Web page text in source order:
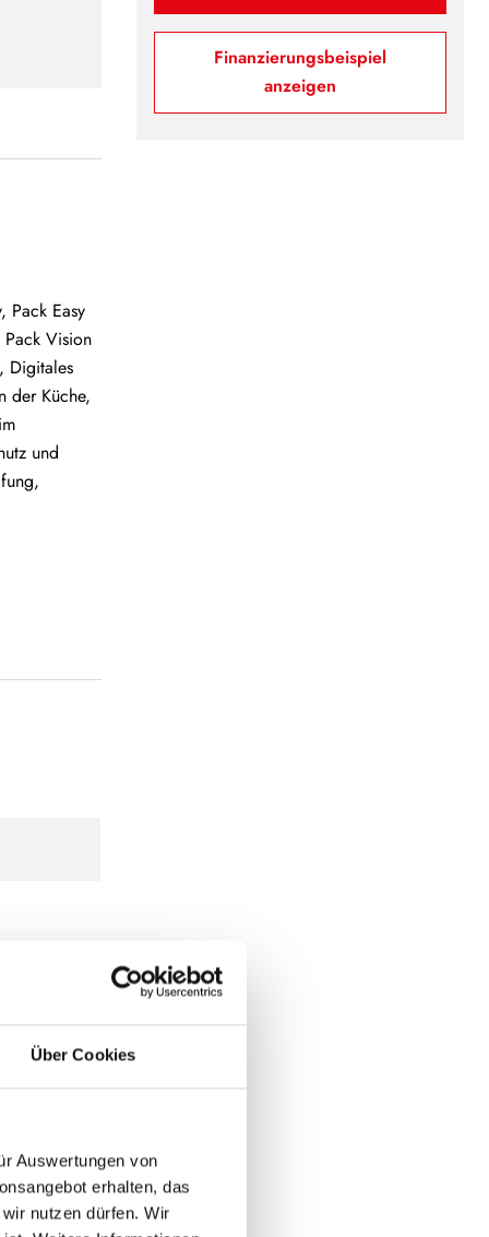
Über Cookies
Auswertungen von
erhalten, das
nutzen dürfen. Wir
Finanzierungsbeispiel
anzeigen
Pack Easy
Vision
Digitales
der Küche,
und